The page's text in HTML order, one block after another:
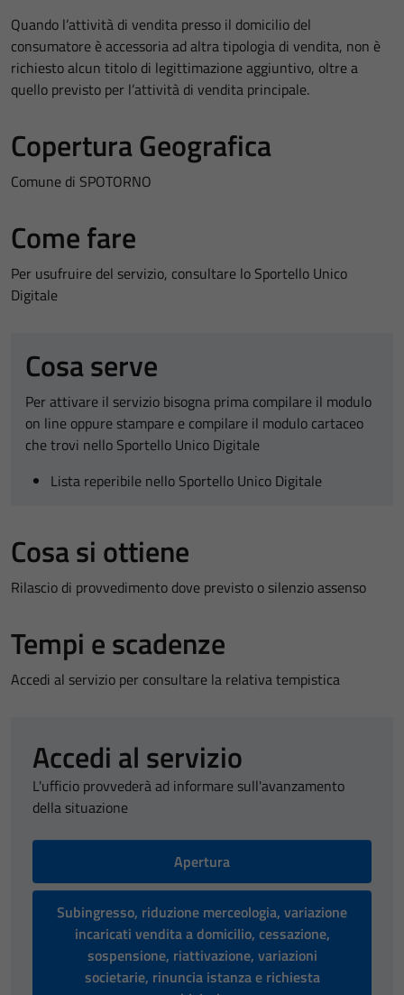
Quando l’attività di vendita presso il domicilio del
consumatore è accessoria ad altra tipologia di vendita, non è
richiesto alcun titolo di legittimazione aggiuntivo, oltre a
quello previsto per l’attività di vendita principale.
Copertura Geografica
Comune di SPOTORNO
Come fare
Per usufruire del servizio, consultare lo Sportello Unico
Digitale
Cosa serve
Per attivare il servizio bisogna prima compilare il modulo
on line oppure stampare e compilare il modulo cartaceo
che trovi nello Sportello Unico Digitale
Lista reperibile nello Sportello Unico Digitale
Cosa si ottiene
Rilascio di provvedimento dove previsto o silenzio assenso
Tempi e scadenze
Accedi al servizio per consultare la relativa tempistica
Accedi al servizio
L'ufficio provvederà ad informare sull'avanzamento
della situazione
Apertura
Subingresso, riduzione merceologia, variazione
incaricati vendita a domicilio, cessazione,
sospensione, riattivazione, variazioni
societarie, rinuncia istanza e richiesta